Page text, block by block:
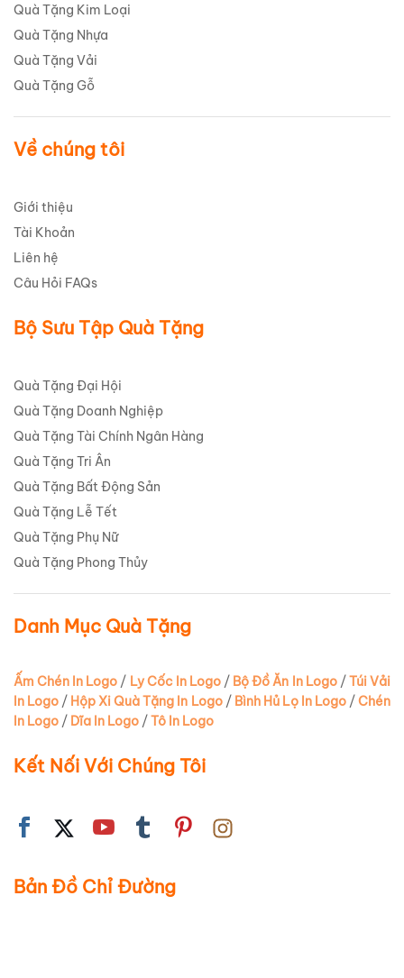
Quà Tặng Kim Loại
Quà Tặng Nhựa
Quà Tặng Vải
Quà Tặng Gỗ
Về chúng tôi
Giới thiệu
Tài Khoản
Liên hệ
Câu Hỏi FAQs
Bộ Sưu Tập Quà Tặng
Quà Tặng Đại Hội
Quà Tặng Doanh Nghiệp
Quà Tặng Tài Chính Ngân Hàng
Quà Tặng Tri Ân
Quà Tặng Bất Động Sản
Quà Tặng Lễ Tết
Quà Tặng Phụ Nữ
Quà Tặng Phong Thủy
Danh Mục Quà Tặng
Ấm Chén In Logo / Ly Cốc In Logo/ Bộ Đồ Ăn In Logo/Túi Vải
In Logo / Hộp Xi Quà Tặng In Logo/ Bình Hủ Lọ In Logo/Chén
In Logo / Dĩa In Logo /Tô In Logo
Kết Nối Với Chúng Tôi
Bản Đồ Chỉ Đường